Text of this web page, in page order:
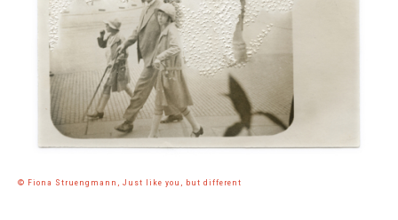
© Fiona Struengmann, Just like you, but different